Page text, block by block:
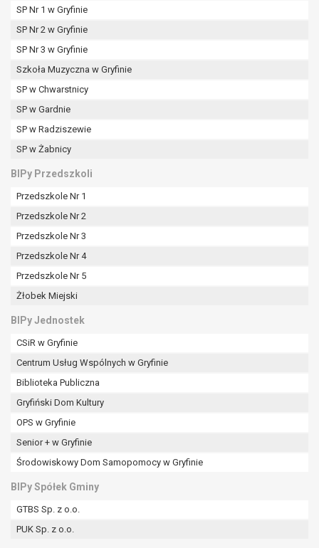
SP Nr 1 w Gryfinie
SP Nr 2 w Gryfinie
SP Nr 3 w Gryfinie
Szkoła Muzyczna w Gryfinie
SP w Chwarstnicy
SP w Gardnie
SP w Radziszewie
SP w Żabnicy
BIPy Przedszkoli
Przedszkole Nr 1
Przedszkole Nr 2
Przedszkole Nr 3
Przedszkole Nr 4
Przedszkole Nr 5
Żłobek Miejski
BIPy Jednostek
CSiR w Gryfinie
Centrum Usług Wspólnych w Gryfinie
Biblioteka Publiczna
Gryfiński Dom Kultury
OPS w Gryfinie
Senior + w Gryfinie
Środowiskowy Dom Samopomocy w Gryfinie
BIPy Spółek Gminy
GTBS Sp. z o.o.
PUK Sp. z o.o.
przetwarzania, którego dokonano na podstawie
zgody przed jej cofnięciem.
organu nadzorczego na niezgodne z prawem
przetwarzanie Pani/Pana danych osobowych
przez administratora.
Organem właściwym do wniesienia skargi jest
dane osobowe, podanie danych osobowych jest
dobrowolne albo jest wymogiem ustawowym lub
Pani/Pana dane nie będą poddawane
zautomatyzowanemu podejmowaniu decyzji, w
tym również profilowaniu.